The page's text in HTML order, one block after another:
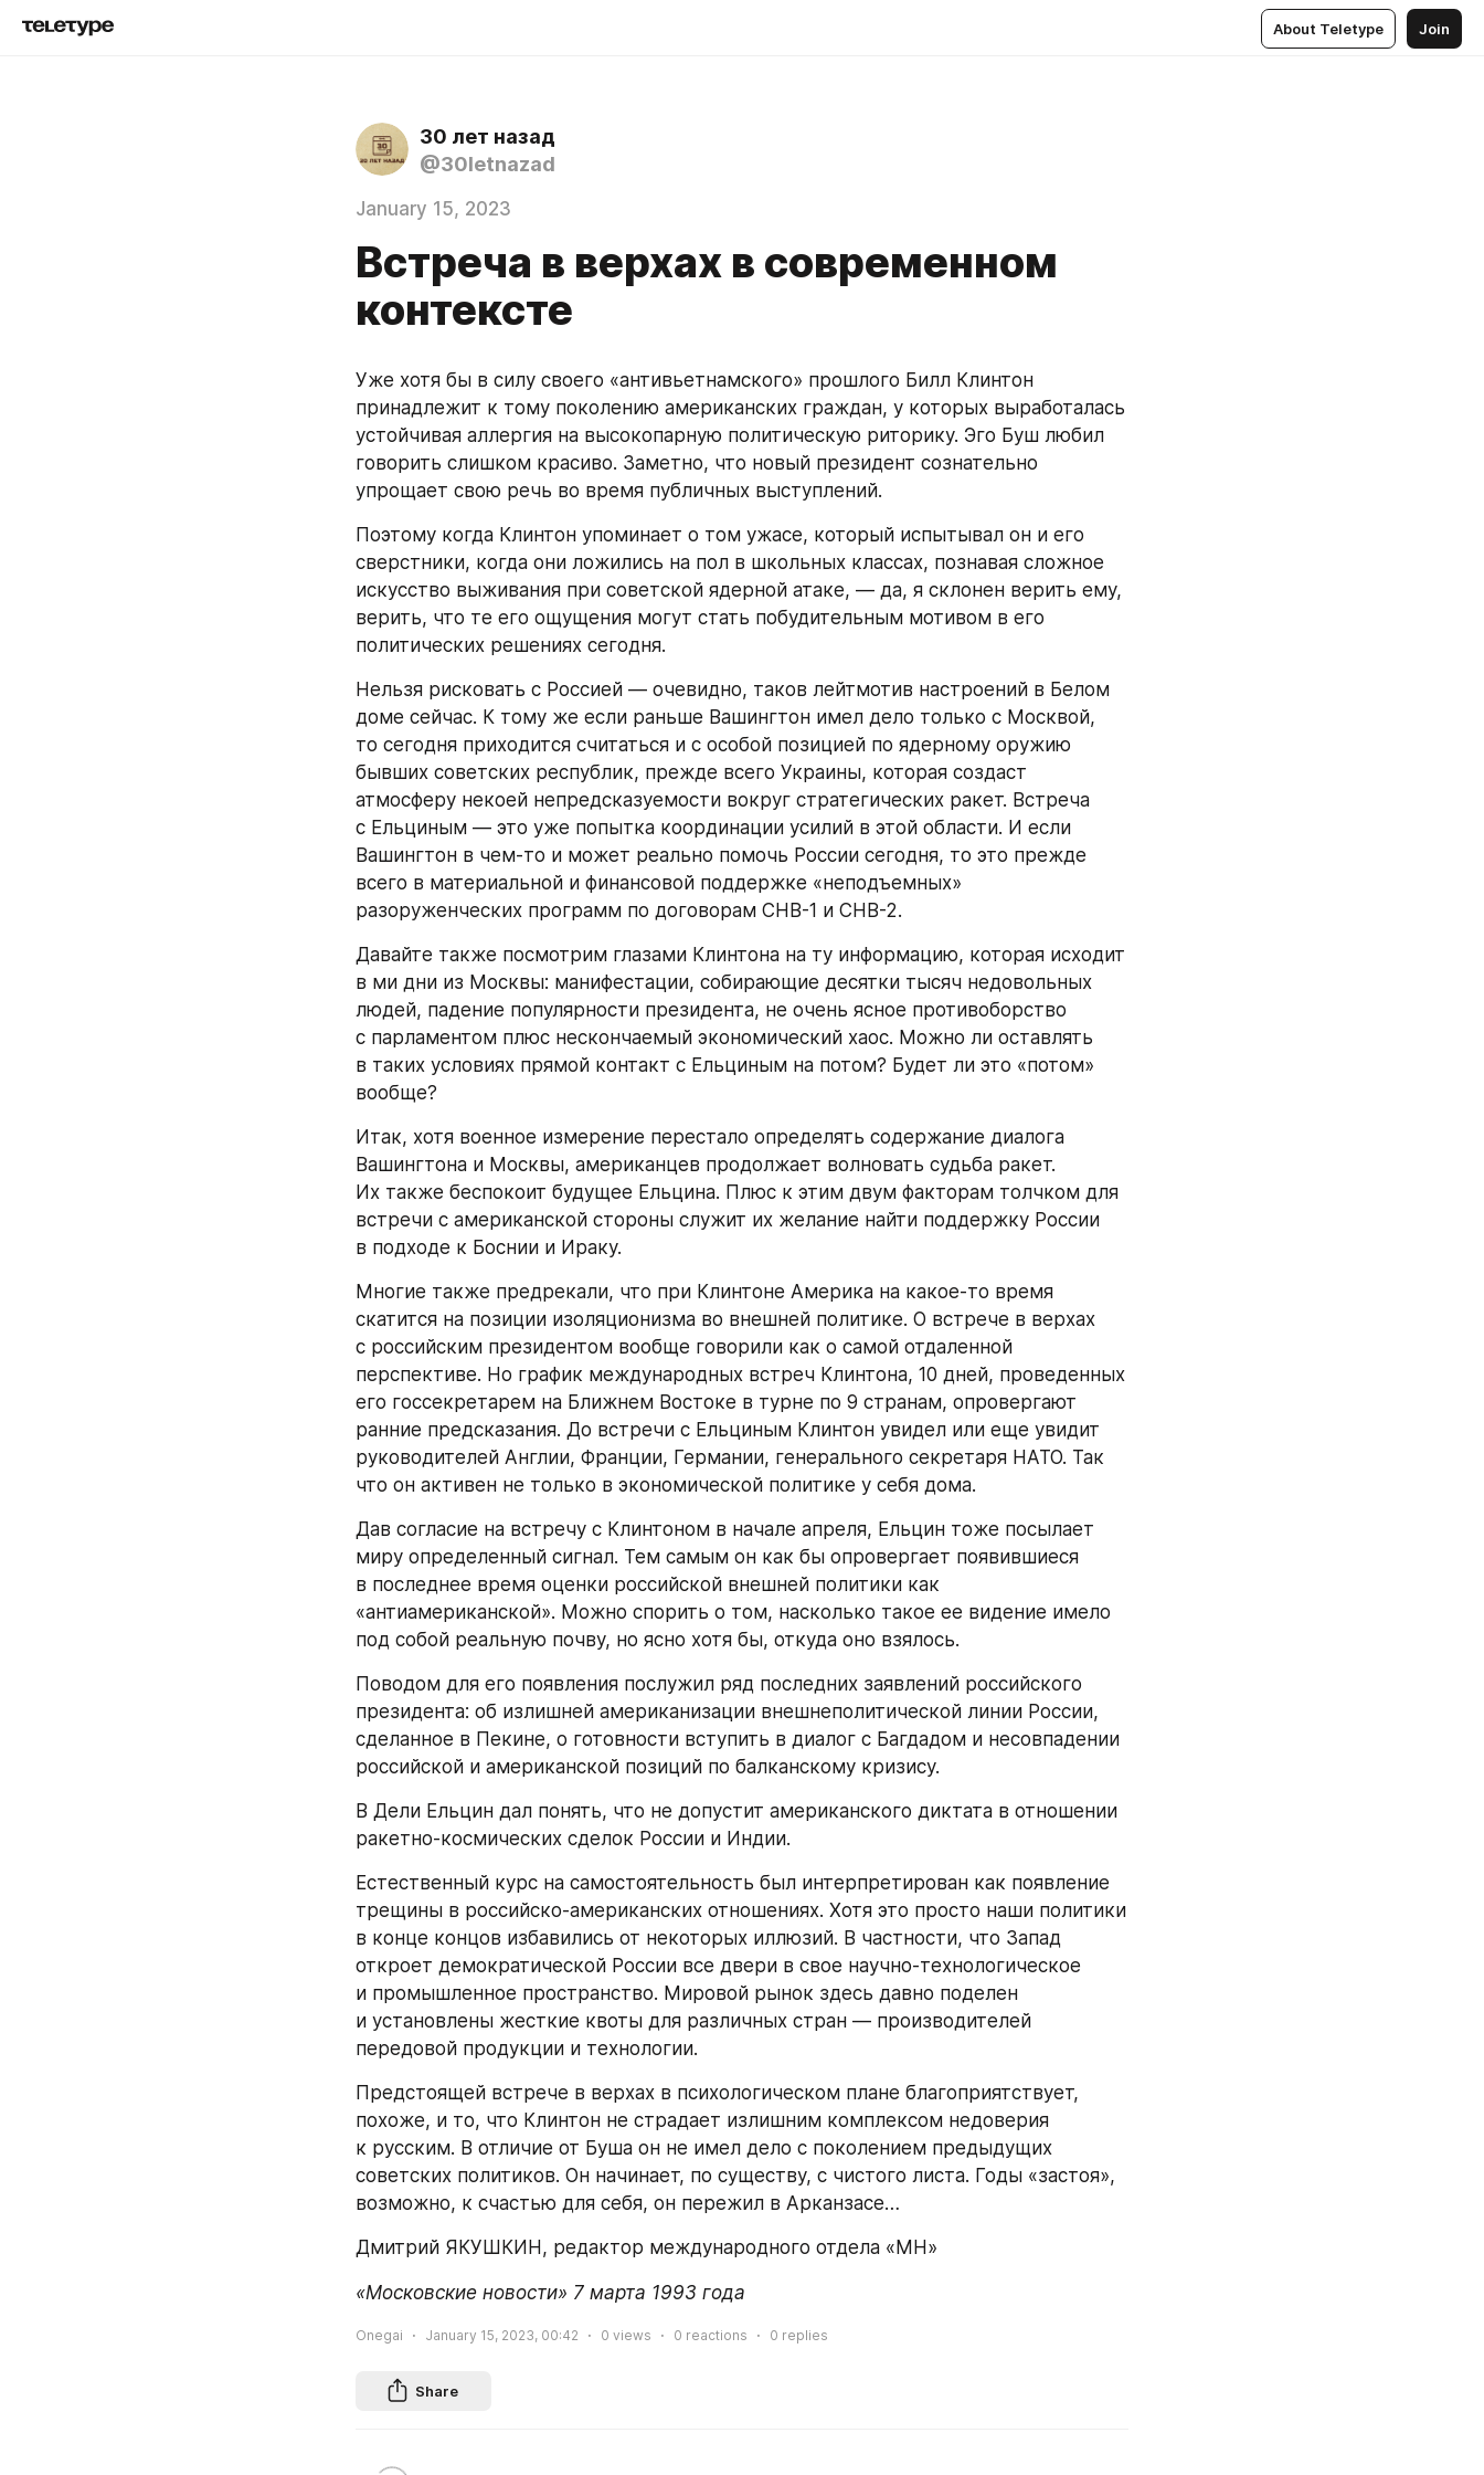
About Teletype Join
30 лет назад
@30letnazad
January 15, 2023
Встреча в верхах в современном
контексте
Уже хотя бы в силу своего «антивьетнамского» прошлого Билл Клинтон
принадлежит к тому поколению американских граждан, у которых выработалась
устойчивая аллергия на высокопарную политическую риторику. Эго Буш любил
говорить слишком красиво. Заметно, что новый президент сознательно
упрощает свою речь во время публичных выступлений.
Поэтому когда Клинтон упоминает о том ужасе, который испытывал он и его
сверстники, когда они ложились на пол в школьных классах, познавая сложное
искусство выживания при советской ядерной атаке, — да, я склонен верить ему,
верить, что те его ощущения могут стать побудительным мотивом в его
политических решениях сегодня.
Нельзя рисковать с Россией — очевидно, таков лейтмотив настроений в Белом
доме сейчас. К тому же если раньше Вашингтон имел дело только с Москвой,
то сегодня приходится считаться и с особой позицией по ядерному оружию
бывших советских республик, прежде всего Украины, которая создаст
атмосферу некоей непредсказуемости вокруг стратегических ракет. Встреча
с Ельциным — это уже попытка координации усилий в этой области. И если
Вашингтон в чем-то и может реально помочь России сегодня, то это прежде
всего в материальной и финансовой поддержке «неподъемных»
разоруженческих программ по договорам СНВ-1 и СНВ-2.
Давайте также посмотрим глазами Клинтона на ту информацию, которая исходит
в ми дни из Москвы: манифестации, собирающие десятки тысяч недовольных
людей, падение популярности президента, не очень ясное противоборство
с парламентом плюс нескончаемый экономический хаос. Можно ли оставлять
в таких условиях прямой контакт с Ельциным на потом? Будет ли это «потом»
вообще?
Итак, хотя военное измерение перестало определять содержание диалога
Вашингтона и Москвы, американцев продолжает волновать судьба ракет.
Их также беспокоит будущее Ельцина. Плюс к этим двум факторам толчком для
встречи с американской стороны служит их желание найти поддержку России
в подходе к Боснии и Ираку.
Многие также предрекали, что при Клинтоне Америка на какое-то время
скатится на позиции изоляционизма во внешней политике. О встрече в верхах
с российским президентом вообще говорили как о самой отдаленной
перспективе. Но график международных встреч Клинтона, 10 дней, проведенных
его госсекретарем на Ближнем Востоке в турне по 9 странам, опровергают
ранние предсказания. До встречи с Ельциным Клинтон увидел или еще увидит
руководителей Англии, Франции, Германии, генерального секретаря НАТО. Так
что он активен не только в экономической политике у себя дома.
Дав согласие на встречу с Клинтоном в начале апреля, Ельцин тоже посылает
миру определенный сигнал. Тем самым он как бы опровергает появившиеся
в последнее время оценки российской внешней политики как
«антиамериканской». Можно спорить о том, насколько такое ее видение имело
под собой реальную почву, но ясно хотя бы, откуда оно взялось.
Поводом для его появления послужил ряд последних заявлений российского
президента: об излишней американизации внешнеполитической линии России,
сделанное в Пекине, о готовности вступить в диалог с Багдадом и несовпадении
российской и американской позиций по балканскому кризису.
В Дели Ельцин дал понять, что не допустит американского диктата в отношении
ракетно-космических сделок России и Индии.
Естественный курс на самостоятельность был интерпретирован как появление
трещины в российско-американских отношениях. Хотя это просто наши политики
в конце концов избавились от некоторых иллюзий. В частности, что Запад
откроет демократической России все двери в свое научно-технологическое
и промышленное пространство. Мировой рынок здесь давно поделен
и установлены жесткие квоты для различных стран — производителей
передовой продукции и технологии.
Предстоящей встрече в верхах в психологическом плане благоприятствует,
похоже, и то, что Клинтон не страдает излишним комплексом недоверия
к русским. В отличие от Буша он не имел дело с поколением предыдущих
советских политиков. Он начинает, по существу, с чистого листа. Годы «застоя»,
возможно, к счастью для себя, он пережил в Арканзасе…
Дмитрий ЯКУШКИН, редактор международного отдела «МН»
«Московские новости» 7 марта 1993 года
Onegai January 15, 2023, 00:42 0 views 0 reactions 0 replies
Share